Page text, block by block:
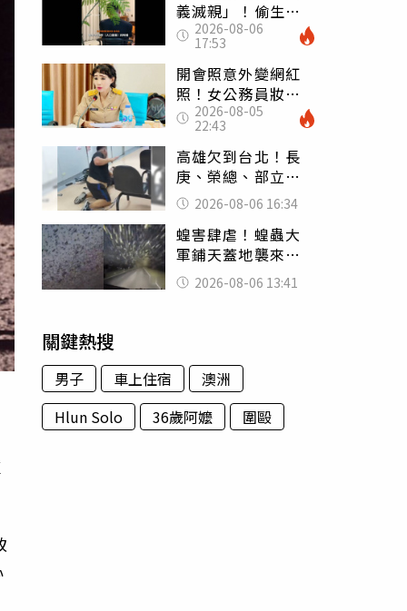
義滅親」！偷生子
怕曝光 竟盜鄰居
身份辦假證落戶
2026-08-06
17:53
開會照意外變網紅
照！女公務員妝容
掀2千則留言 本人
怒嗆：化妝有錯嗎
2026-08-05
22:43
高雄欠到台北！長
庚、榮總、部立醫
院都受害 「醫療
暴力男」離譜紀錄
曝光
2026-08-06 16:34
蝗害肆虐！蝗蟲大
軍鋪天蓋地襲來宛
如末日 網驚：聖
經十災
2026-08-06 13:41
關鍵熱搜
男子 車上住宿
澳洲
Hlun Solo
36歲阿嬤 圍毆